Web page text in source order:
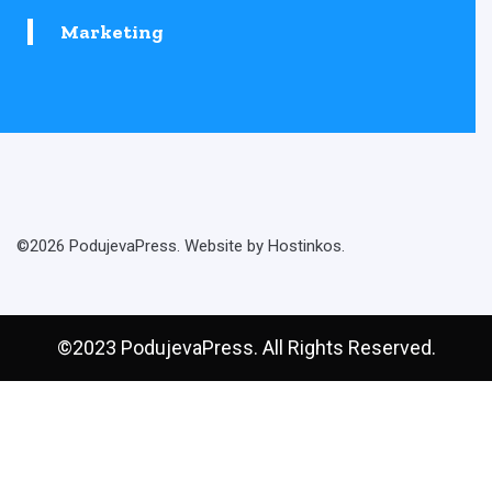
Marketing
©2026 PodujevaPress. Website by Hostinkos.
©2023 PodujevaPress. All Rights Reserved.